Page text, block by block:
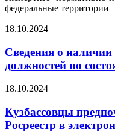
федеральные территории
18.10.2024
Сведения о
должностей по
18.10.2024
Кузбассовцы
Росреестр в